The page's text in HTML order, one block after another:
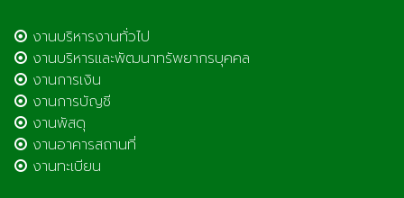
งานบริหารงานทั่วไป
งานบริหารและพัฒนาทรัพยากรบุคคล
งานการเงิน
งานการบัญชี
งานพัสดุ
งานอาคารสถานที่
งานทะเบียน